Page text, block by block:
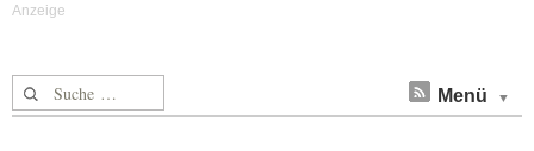
Suche nach: Menü